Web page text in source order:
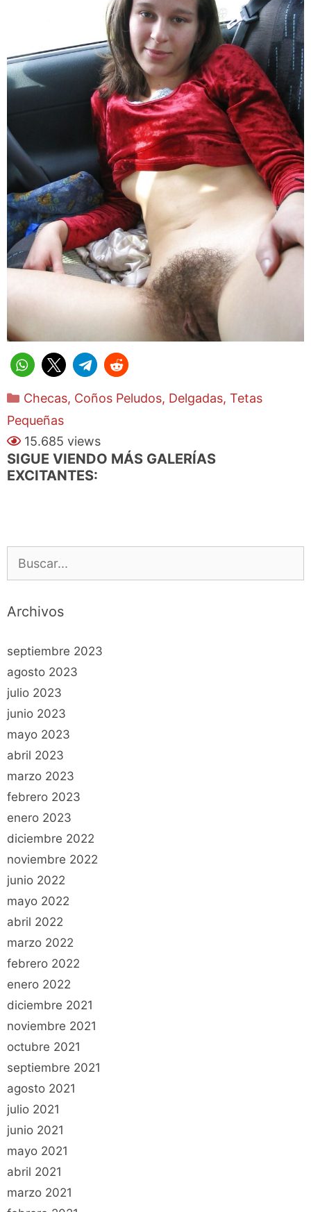
Categorías
Checas, Coños Peludos, Delgadas, Tetas
Pequeñas
15.685 views
SIGUE VIENDO MÁS GALERÍAS
EXCITANTES:
Archivos
septiembre 2023
agosto 2023
julio 2023
junio 2023
mayo 2023
abril 2023
marzo 2023
febrero 2023
enero 2023
diciembre 2022
noviembre 2022
junio 2022
mayo 2022
abril 2022
marzo 2022
febrero 2022
enero 2022
diciembre 2021
noviembre 2021
octubre 2021
septiembre 2021
agosto 2021
julio 2021
junio 2021
mayo 2021
abril 2021
marzo 2021